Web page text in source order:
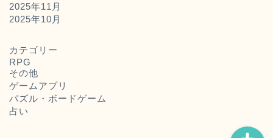
2025年11月
2025年10月
カテゴリー
RPG
その他
ゲームアプリ
パズル・ボードゲーム
占い